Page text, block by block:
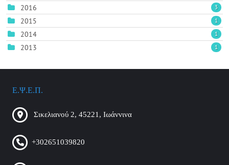
2016 3
2015 1
2014 1
2013 1
Ε.Ψ.Ε.Π.
Σικελιανού 2, 45221, Ιωάννινα
+302651039820